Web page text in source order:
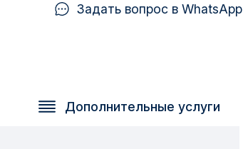
Задать вопрос в WhatsApp
Дополнительные услуги